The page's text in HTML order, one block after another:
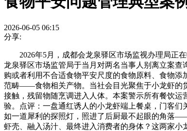
2026-06-05 06:15
分享:
2026年5月，成都会龙泉驿区市场监视办理局正在
龙泉驿区市场监管局于当月对两名当事人别离立案
购或者利用不合适食物平安尺度的食物原料、食物
范畴——食物相关产物。当社会目光聚焦于小龙虾的
接触，残留物随烹调进入人体。本案警示所有餐饮
验。点评：一盘通红诱人的小龙虾端上餐桌，门客
如一道犀利的探照灯，照进了后厨最不起眼的角落
虾壳、融入汤汁、最终进入消费者的身体？这两家